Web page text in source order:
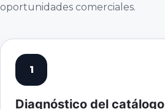
oportunidades comerciales.
1
Diagnóstico del catálogo